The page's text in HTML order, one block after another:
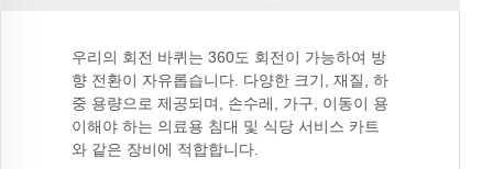
우리의 회전 바퀴는 360도 회전이 가능하여 방
향 전환이 자유롭습니다. 다양한 크기, 재질, 하
중 용량으로 제공되며, 손수레, 가구, 이동이 용
이해야 하는 의료용 침대 및 식당 서비스 카트
와 같은 장비에 적합합니다.